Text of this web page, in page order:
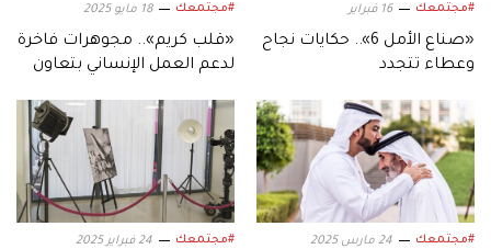
#مجتمعك 16 فبراير
«صناع الأمل 6».. حكايات نجاح
وعطاء تتجدد
#مجتمعك 18 مايو 2025
«قلب كريم».. مجوهرات فاخرة
لدعم العمل الإنساني بتعاون
#مجتمعك 24 مارس 2025 #مجتمعك 24 فبراير 2025